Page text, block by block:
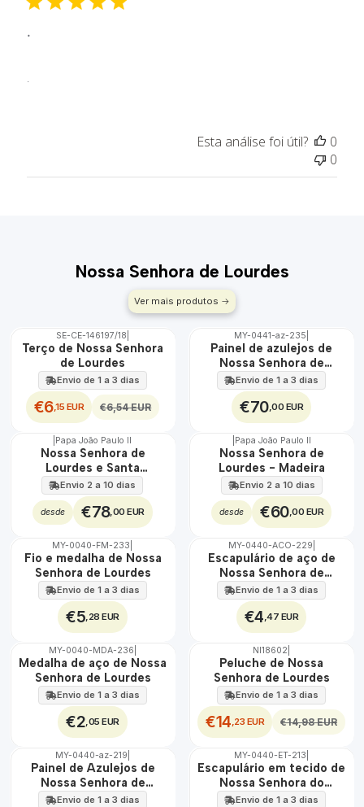
.
.
i
c
Esta análise foi útil?
0
0
Nossa Senhora de Lourdes
Ver mais produtos
DESCONTO
SE-CE-146197/18
Terço de Nossa Senhora
de Lourdes
Envio de 1 a 3 dias
€6,15 EUR €6,54 EUR
🇵🇹
100%
EXT.
MY-0441-az-235
Painel de azulejos de
Nossa Senhora de
Lourdes 45 cm x 60 cm
Envio de 1 a 3 dias
€70,00 EUR
Papa João Paulo II
Nossa Senhora de
Lourdes e Santa
Bernadette - Madeira
Envio 2 a 10 dias
desde €78,00 EUR
Papa João Paulo II
Nossa Senhora de
Lourdes - Madeira
Envio 2 a 10 dias
desde €60,00 EUR
ÁGUA
MY-0040-FM-233
Fio e medalha de Nossa
Senhora de Lourdes
Envio de 1 a 3 dias
€5 ,28 EUR
🇵🇹
100%
ÁGUA
MY-0440-ACO-229
Escapulário de aço de
Nossa Senhora de
Lourdes
Envio de 1 a 3 dias
€4 ,47 EUR
🇵🇹
100%
ÁGUA
MY-0040-MDA-236
Medalha de aço de Nossa
Senhora de Lourdes
Envio de 1 a 3 dias
€2 ,05 EUR
DESCONTO
NI18602
Peluche de Nossa
Senhora de Lourdes
Envio de 1 a 3 dias
€14 ,23 EUR €14,98 EUR
🇵🇹
100%
EXT.
MY-0440-az-219
Painel de Azulejos de
Nossa Senhora de
Lourdes 30 cm x 45 cm
Envio de 1 a 3 dias
🇵🇹
100%
ÁGUA
MY-0440-ET-213
Escapulário em tecido de
Nossa Senhora do
Lourdes
Envio de 1 a 3 dias